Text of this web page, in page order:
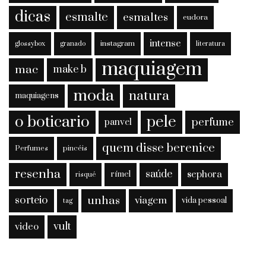
dicas esmalte esmaltes eudora
glossybox granado instagram intense literatura
mac make b maquiagem
maquiagens moda natura
o boticario panvel pele perfume
Perfumes pincéis quem disse berenice
resenha risqué rímel saúde sephora
sorteio tag unhas viagem vida pessoal
video vult